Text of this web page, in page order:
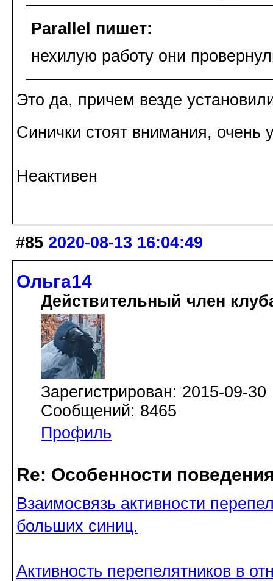
Parallel пишет:
нехилую работу они
Это да, причем везде
Синички стоят внимания,
Неактивен
#85 2020-08-13 16:04:49
Ольга14
Действительный член
Зарегистрирован: 2015-09-30
Сообщений: 8465
Профиль
Re: Особенности
Взаимосвязь активности
больших синиц.
Активность перепелятников в